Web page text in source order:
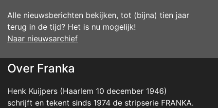
Alle nieuwsberichten bekijken, tot (bijna) tien jaar
terug in de tijd? Het is nu mogelijk!
Naar nieuwsarchief
Over Franka
Henk Kuijpers (Haarlem 10 december 1946)
schrijft en tekent sinds 1974 de stripserie FRANKA.